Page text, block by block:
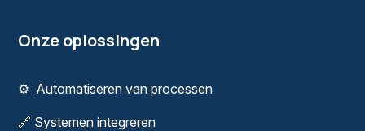
Onze oplossingen
⚙️ Automatiseren van processen
🔗 Systemen integreren